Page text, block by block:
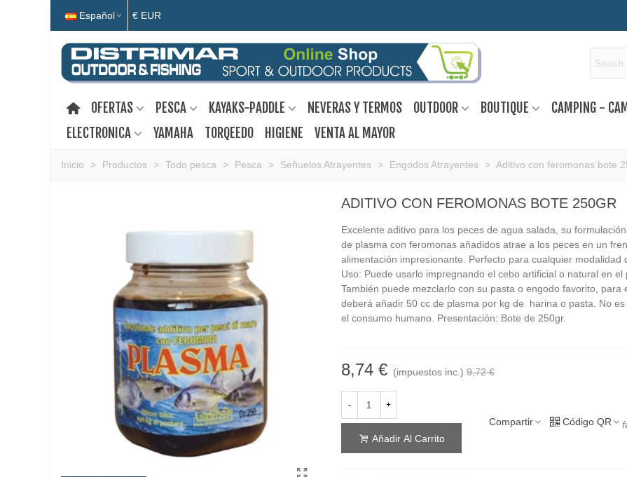
Español € EUR
OFERTAS PESCA KAYAKS-PADDLE NEVERAS Y TERMOS OUTDOOR BOUTIQUE CAMPING -
ELECTRONICA
YAMAHA TORQEEDO HIGIENE VENTA AL MAYOR
Inicio > Productos > Todo pesca > Pesca > Señuelos Atrayentes > Engodos Atrayentes > Aditivo con feromonas bote
ADITIVO CON FEROMONAS BOTE 250GR
Excelente aditivo para los peces de agua salada, su
de plasma con feromonas añadidos atrae a los peces en un
alimentación impresionante. Perfecto para cualquier modalidad
Uso: Puede usarlo impregnando el cebo artificial o natural en el
También puede mezclarlo con su pasta o engodo favorito, para
deberá añadir 50 cc de plasma por kg de harina o pasta. No es
el consumo humano. Presentación: Bote de 250gr.
8,74 € (impuestos inc.) 9,72 €
- +
Añadir Al Carrito
Compartir Código QR